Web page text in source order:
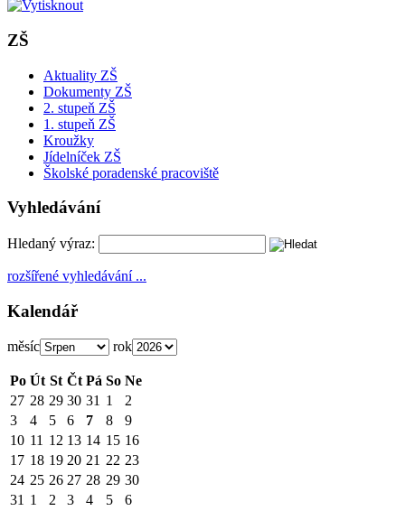
ZŠ
Aktuality ZŠ
Dokumenty ZŠ
2. stupeň ZŠ
1. stupeň ZŠ
Kroužky
Jídelníček ZŠ
Školské poradenské pracoviště
Vyhledávání
Hledaný výraz:
rozšířené vyhledávání ...
Kalendář
měsíc rok
Po Út St Čt Pá So Ne
27 28 29 30 31 1
2
3
4 5 6 7 8
9
10 11 12 13 14 15 16
17 18 19 20 21 22 23
24 25 26 27 28 29 30
31 1 2 3 4 5 6